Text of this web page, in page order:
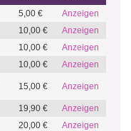
5,00 €
Anzeigen
10,00 €
Anzeigen
10,00 €
Anzeigen
10,00 €
Anzeigen
15,00 € Anzeigen
19,90 €
Anzeigen
20,00 €
Anzeigen